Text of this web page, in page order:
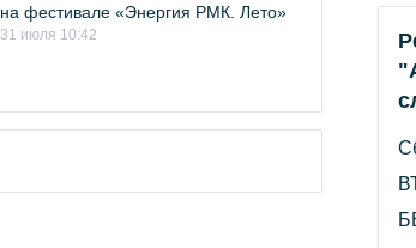
на фестивале «Энергия РМК. Лето»
31 июля 10:42